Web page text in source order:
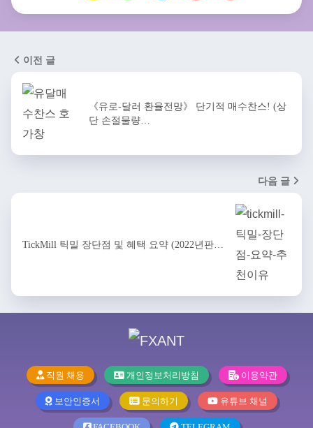
이전 글
《유로-달러 환율전망》 단기적 매수찬스! (상
단 손절물량…
다음 글
TickMill 틱밀 장단점 및 혜택 요약 (2022년판…
직원 채용 개인정보처리방침 이용약관
보안인증서 문의하기 유튜브 채널